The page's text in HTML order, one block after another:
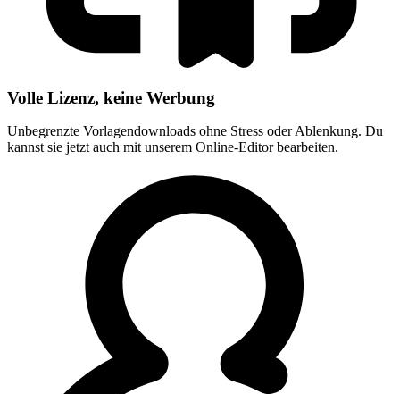
Volle Lizenz, keine Werbung
Unbegrenzte Vorlagendownloads ohne Stress oder Ablenkung. Du
kannst sie jetzt auch mit unserem Online-Editor bearbeiten.